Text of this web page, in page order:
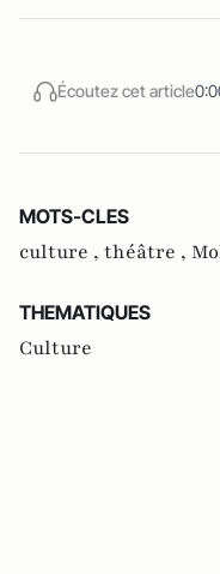
Écoutez cet article
MOTS-CLES
culture , théâtre ,
THEMATIQUES
Culture